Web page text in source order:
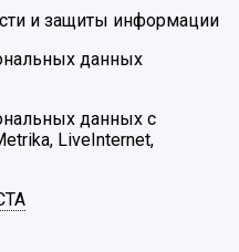
и защиты информации
данных
данных с
LiveInternet,